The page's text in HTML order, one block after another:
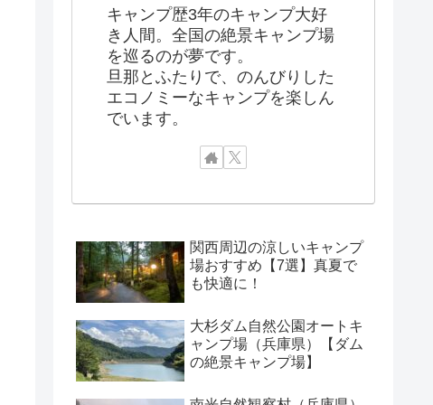
キャンプ歴3年のキャンプ大好
き人間。全国の絶景キャンプ場
を巡るのが夢です。
旦那とふたりで、のんびりした
エコノミーなキャンプを楽しん
でいます。
関西周辺の涼しいキャンプ
場おすすめ【7選】真夏で
も快適に！
大杉ダム自然公園オートキ
ャンプ場（兵庫県）【ダム
の絶景キャンプ場】